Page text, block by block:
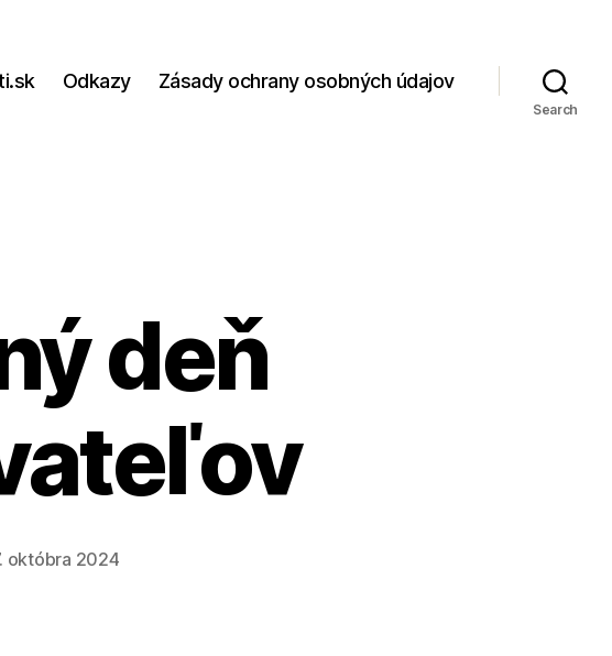
Odkazy Zásady ochrany osobných údajov
Search
deň
októbra 2024